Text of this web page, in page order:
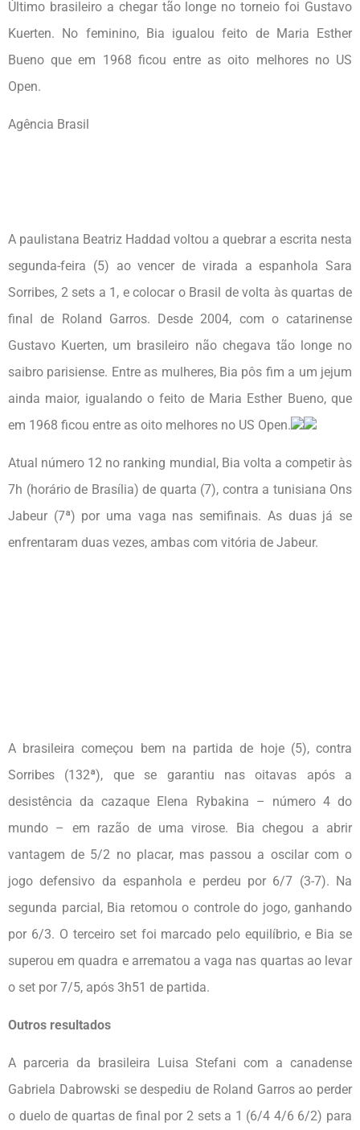
Último brasileiro a chegar tão longe no torneio foi Gustavo
Kuerten. No feminino, Bia igualou feito de Maria Esther
Bueno que em 1968 ficou entre as oito melhores no US
Open.
Agência Brasil
A paulistana Beatriz Haddad voltou a quebrar a escrita nesta
segunda-feira (5) ao vencer de virada a espanhola Sara
Sorribes, 2 sets a 1, e colocar o Brasil de volta às quartas de
final de Roland Garros. Desde 2004, com o catarinense
Gustavo Kuerten, um brasileiro não chegava tão longe no
saibro parisiense. Entre as mulheres, Bia pôs fim a um jejum
ainda maior, igualando o feito de Maria Esther Bueno, que
em 1968 ficou entre as oito melhores no US Open.
Atual número 12 no ranking mundial, Bia volta a competir às
7h (horário de Brasília) de quarta (7), contra a tunisiana Ons
Jabeur (7ª) por uma vaga nas semifinais. As duas já se
enfrentaram duas vezes, ambas com vitória de Jabeur.
A brasileira começou bem na partida de hoje (5), contra
Sorribes (132ª), que se garantiu nas oitavas após a
desistência da cazaque Elena Rybakina – número 4 do
mundo – em razão de uma virose. Bia chegou a abrir
vantagem de 5/2 no placar, mas passou a oscilar com o
jogo defensivo da espanhola e perdeu por 6/7 (3-7). Na
segunda parcial, Bia retomou o controle do jogo, ganhando
por 6/3. O terceiro set foi marcado pelo equilíbrio, e Bia se
superou em quadra e arrematou a vaga nas quartas ao levar
o set por 7/5, após 3h51 de partida.
Outros resultados
A parceria da brasileira Luisa Stefani com a canadense
Gabriela Dabrowski se despediu de Roland Garros ao perder
o duelo de quartas de final por 2 sets a 1 (6/4 4/6 6/2) para